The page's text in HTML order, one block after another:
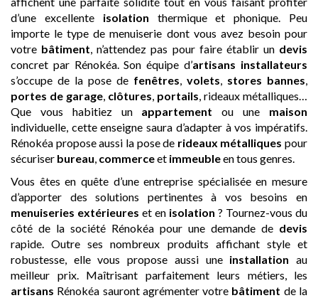
d’une excellente isolation thermique et phonique. Peu
importe le type de menuiserie dont vous avez besoin pour
votre bâtiment , n’attendez pas pour faire établir un devis
concret par Rénokéa. Son équipe d’artisans installateurs
s’occupe de la pose de fenêtres volets stores bannes
portes de garage clôtures portails , rideaux métalliques…
Que vous habitiez un appartement ou une maison
individuelle, cette enseigne saura d’adapter à vos impératifs.
Rénokéa propose aussi la pose de rideaux métalliques pour
sécuriser bureau commerceet immeubleen tous genres.
Vous êtes en quête d’une entreprise spécialisée en mesure
d’apporter des solutions pertinentes à vos besoins en
menuiseries extérieures et en isolation ? Tournez-vous du
côté de la société Rénokéa pour une demande de devis
rapide. Outre ses nombreux produits affichant style et
robustesse, elle vous propose aussi une installation au
meilleur prix. Maîtrisant parfaitement leurs métiers, les
artisans Rénokéa sauront agrémenter votre bâtiment de la